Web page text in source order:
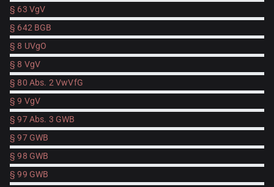
§ 63 VgV
§ 642 BGB
§ 8 UVgO
§ 8 VgV
§ 80 Abs. 2 VwVfG
§ 9 VgV
§ 97 Abs. 3 GWB
§ 97 GWB
§ 98 GWB
§ 99 GWB